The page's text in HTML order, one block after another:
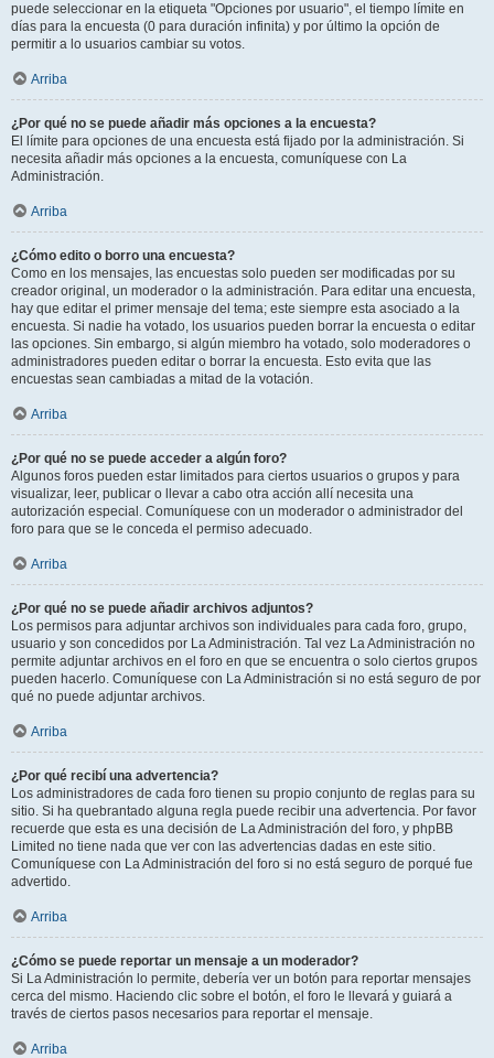
puede seleccionar en la etiqueta "Opciones por usuario", el tiempo límite en
días para la encuesta (0 para duración infinita) y por último la opción de
permitir a lo usuarios cambiar su votos.
Arriba
¿Por qué no se puede añadir más opciones a la encuesta?
El límite para opciones de una encuesta está fijado por la administración. Si
necesita añadir más opciones a la encuesta, comuníquese con La
Administración.
Arriba
¿Cómo edito o borro una encuesta?
Como en los mensajes, las encuestas solo pueden ser modificadas por su
creador original, un moderador o la administración. Para editar una encuesta,
hay que editar el primer mensaje del tema; este siempre esta asociado a la
encuesta. Si nadie ha votado, los usuarios pueden borrar la encuesta o editar
las opciones. Sin embargo, si algún miembro ha votado, solo moderadores o
administradores pueden editar o borrar la encuesta. Esto evita que las
encuestas sean cambiadas a mitad de la votación.
Arriba
¿Por qué no se puede acceder a algún foro?
Algunos foros pueden estar limitados para ciertos usuarios o grupos y para
visualizar, leer, publicar o llevar a cabo otra acción allí necesita una
autorización especial. Comuníquese con un moderador o administrador del
foro para que se le conceda el permiso adecuado.
Arriba
¿Por qué no se puede añadir archivos adjuntos?
Los permisos para adjuntar archivos son individuales para cada foro, grupo,
usuario y son concedidos por La Administración. Tal vez La Administración no
permite adjuntar archivos en el foro en que se encuentra o solo ciertos grupos
pueden hacerlo. Comuníquese con La Administración si no está seguro de por
qué no puede adjuntar archivos.
Arriba
¿Por qué recibí una advertencia?
Los administradores de cada foro tienen su propio conjunto de reglas para su
sitio. Si ha quebrantado alguna regla puede recibir una advertencia. Por favor
recuerde que esta es una decisión de La Administración del foro, y phpBB
Limited no tiene nada que ver con las advertencias dadas en este sitio.
Comuníquese con La Administración del foro si no está seguro de porqué fue
advertido.
Arriba
¿Cómo se puede reportar un mensaje a un moderador?
Si La Administración lo permite, debería ver un botón para reportar mensajes
cerca del mismo. Haciendo clic sobre el botón, el foro le llevará y guiará a
través de ciertos pasos necesarios para reportar el mensaje.
Arriba